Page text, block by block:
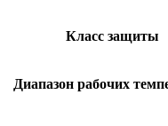
Класс защиты
Диапазон рабочих